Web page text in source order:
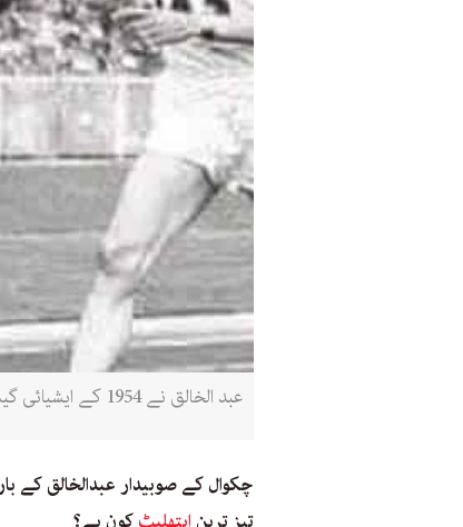
عبد الخالق نے 1954 کے ایشیائی گیمز میں 100 میٹر کی دوڑ 10.6 سیکنڈ میں مکمل کر کے ایشیا کے تیز ترین انسان کا خطاب پایا (پبلک ڈومین)
چکوال کے صوبیدار عبدالخالق کے